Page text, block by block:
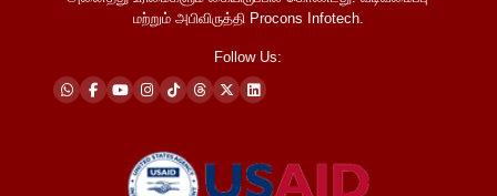
மற்றும் அபிவிருத்தி Procons Infotech.
Follow Us: